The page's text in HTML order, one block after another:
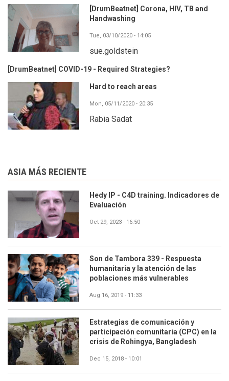
[DrumBeatnet] Corona, HIV, TB and
Handwashing
Tue, 03/10/2020 - 14:05
sue.goldstein
[DrumBeatnet] COVID-19 - Required Strategies?
Hard to reach areas
Mon, 05/11/2020 - 20:35
Rabia Sadat
ASIA MÁS RECIENTE
Hedy IP - C4D training. Indicadores de
Evaluación
Oct 29, 2023 - 16:50
Son de Tambora 339 - Respuesta
humanitaria y la atención de las
poblaciones más vulnerables
Aug 16, 2019 - 11:33
Estrategias de comunicación y
participación comunitaria (CPC) en la
crisis de Rohingya, Bangladesh
Dec 15, 2018 - 10:01